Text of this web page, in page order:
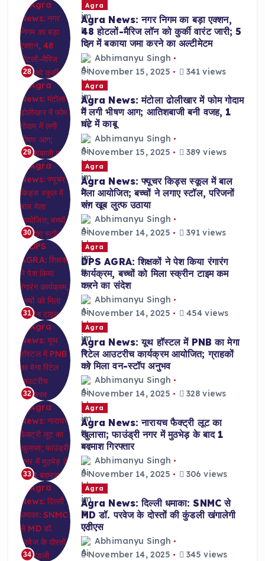
28
Agra
Agra News: नगर निगम का बड़ा एक्शन,
48 होटलों-मैरिज लॉन को कुर्की वारंट जारी; 5
दिन में बकाया जमा करने का अल्टीमेटम
Abhimanyu Singh
November 15, 2025
341 views
29
Agra
Agra News: मंटोला ढोलीखार में फोम गोदाम
में लगी भीषण आग; आतिशबाजी बनी वजह, 1
घंटे में काबू
Abhimanyu Singh
November 15, 2025
389 views
30
Agra
Agra News: फ्यूचर किड्स स्कूल में बाल
मेला आयोजित; बच्चों ने लगाए स्टॉल, परिजनों
संग खूब लुत्फ उठाया
Abhimanyu Singh
November 14, 2025
391 views
31
Agra
DPS AGRA: शिक्षकों ने पेश किया रंगारंग
कार्यक्रम, बच्चों को मिला स्क्रीन टाइम कम
करने का संदेश
Abhimanyu Singh
November 14, 2025
454 views
32
Agra
Agra News: यूथ हॉस्टल में PNB का मेगा
रिटेल आउटरीच कार्यक्रम आयोजित; ग्राहकों
को मिला वन-स्टॉप अनुभव
Abhimanyu Singh
November 14, 2025
328 views
33
Agra
Agra News: नारायच फैक्ट्री लूट का
खुलासा; फाउंड्री नगर में मुठभेड़ के बाद 1
बदमाश गिरफ्तार
Abhimanyu Singh
November 14, 2025
306 views
34
Agra
Agra News: दिल्ली धमाका: SNMC से
MD डॉ. परवेज के दोस्तों की कुंडली खंगालेगी
एटीएस
Abhimanyu Singh
November 14, 2025
345 views